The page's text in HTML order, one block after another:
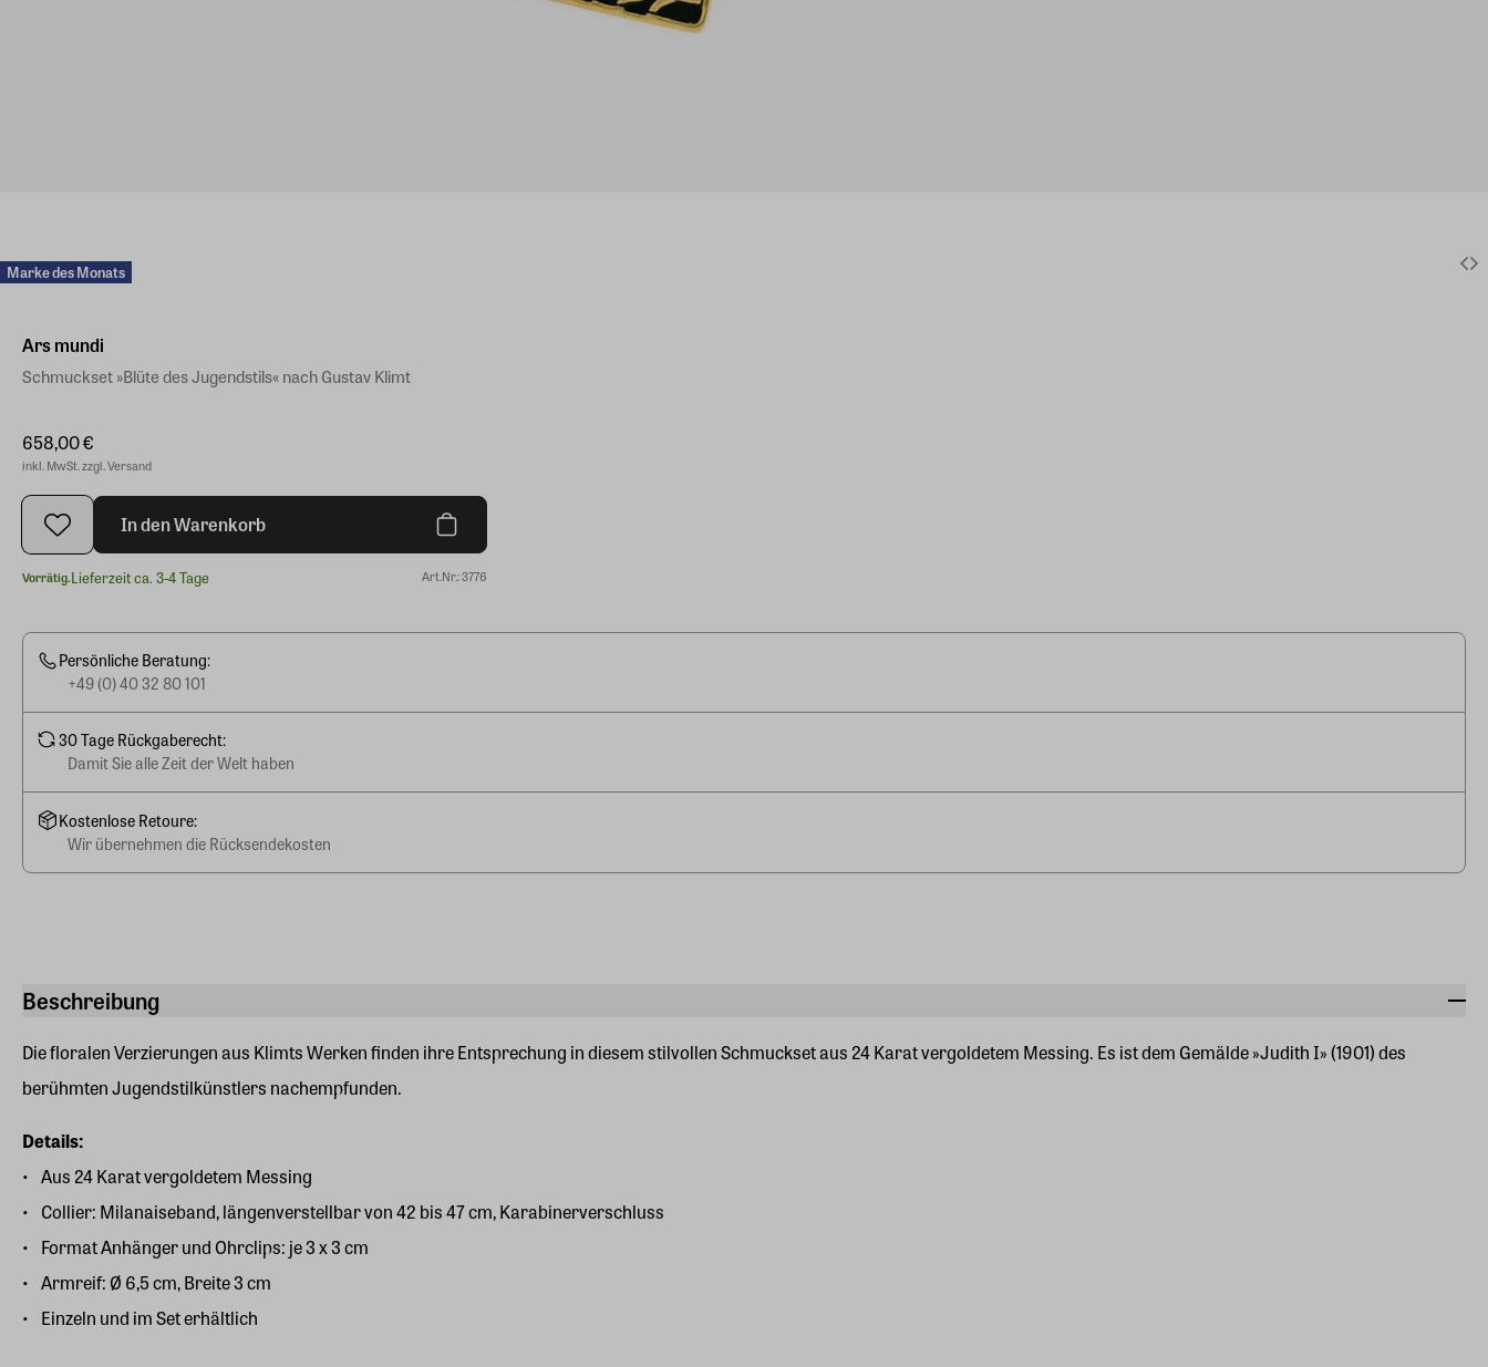
Marke des Monats
Beschreibung
Die floralen Verzierungen aus Klimts Werken finden ihre Entsprechung in diesem stilvollen Schmuckset aus 24 Karat vergoldetem Messing. Es ist dem Gemälde »Judith I» (1901) des
berühmten Jugendstilkünstlers nachempfunden.
Details:
Aus 24 Karat vergoldetem Messing
Collier: Milanaiseband, längenverstellbar von 42 bis 47 cm, Karabinerverschluss
Format Anhänger und Ohrclips: je 3 x 3 cm
Armreif: Ø 6,5 cm, Breite 3 cm
Einzeln und im Set erhältlich
Ars mundi
Schmuckset »Blüte des Jugendstils« nach Gustav Klimt
658,00 €
inkl. MwSt. zzgl. Versand
In den Warenkorb
Vorrätig.Lieferzeit ca. 3-4 Tage Art.Nr.: 3776
Persönliche Beratung:
+49 (0) 40 32 80 101
30 Tage Rückgaberecht:
Damit Sie alle Zeit der Welt haben
Kostenlose Retoure:
Wir übernehmen die Rücksendekosten